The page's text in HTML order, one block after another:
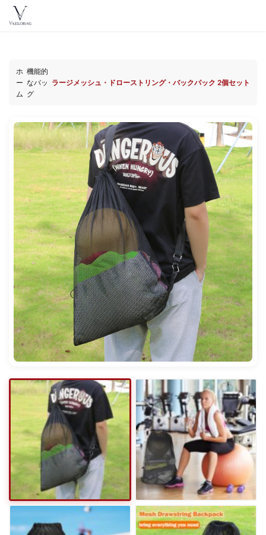
テVaelobag
ホ
ー
ム
機能的
なバッ
グ
ラージメッシュ・ドローストリング・バックパック 2個セット